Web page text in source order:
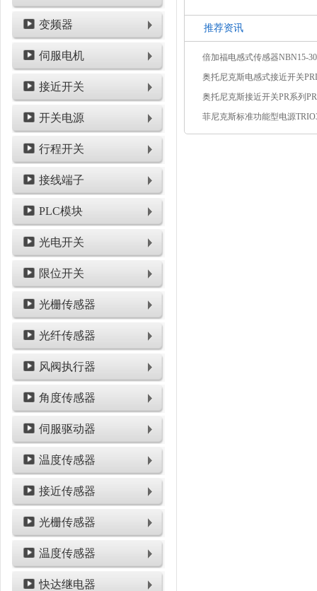
变频器
伺服电机
接近开关
开关电源
行程开关
接线端子
PLC模块
光电开关
限位开关
光栅传感器
光纤传感器
风阀执行器
角度传感器
伺服驱动器
温度传感器
接近传感器
光栅传感器
温度传感器
快达继电器
推荐资讯